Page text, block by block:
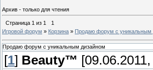
Архив - только для чтения
Страница 1 из 1
1
Игровой форум » Корзина » Продаю форум с уникальным
Продаю форум с уникальным дизайном
[1] Beauty™